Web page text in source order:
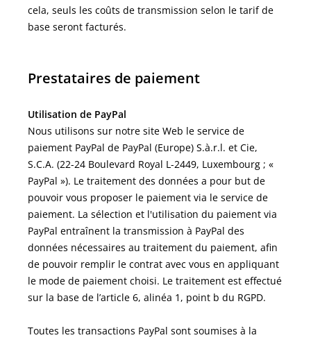
cela, seuls les coûts de transmission selon le tarif de
base seront facturés.
Prestataires de paiement
Utilisation de PayPal
Nous utilisons sur notre site Web le service de
paiement PayPal de PayPal (Europe) S.à.r.l. et Cie,
S.C.A. (22-24 Boulevard Royal L-2449, Luxembourg ; «
PayPal »). Le traitement des données a pour but de
pouvoir vous proposer le paiement via le service de
paiement. La sélection et l'utilisation du paiement via
PayPal entraînent la transmission à PayPal des
données nécessaires au traitement du paiement, afin
de pouvoir remplir le contrat avec vous en appliquant
le mode de paiement choisi. Le traitement est effectué
sur la base de l’article 6, alinéa 1, point b du RGPD.
Toutes les transactions PayPal sont soumises à la